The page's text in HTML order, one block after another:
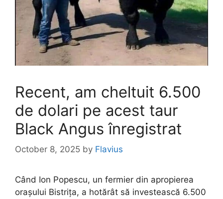
Recent, am cheltuit 6.500
de dolari pe acest taur
Black Angus înregistrat
October 8, 2025 by Flavius
Când Ion Popescu, un fermier din apropierea
orașului Bistrița, a hotărât să investească 6.500